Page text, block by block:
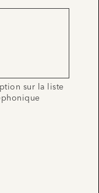
sur la liste